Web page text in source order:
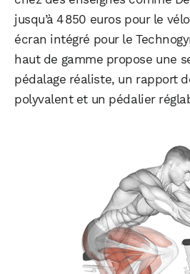
jusqu’à 4 850 euros pour le
écran intégré pour le
haut de gamme propose une
pédalage réaliste, un rapport
polyvalent et un pédalier